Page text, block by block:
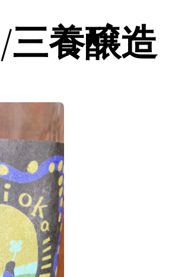
三養醸造